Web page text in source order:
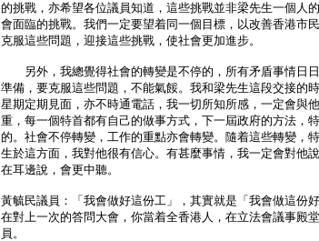
的挑戰，亦希望各位議員知道，這些挑戰並非梁先生一個人
會面臨的挑戰。我們一定要望着同一個目標，以改善香港市
克服這些問題，迎接這些挑戰，使社會更加進步。
另外，我總覺得社會的轉變是不停的，所有矛盾事情日
準備，要克服這些問題，不能氣餒。我和梁先生這段交接的
星期定期見面，亦不時通電話，我一切所知所感，一定會與
重，每一個特首都有自己的做事方式，下一屆政府的方法，
的。社會不停轉變，工作的重點亦會轉變。隨着這些轉變，
生於這方面，我對他很有信心。有甚麼事情，我一定會對他
在耳邊說，會更中聽。
黃毓民議員：「我會做好這份工」，其實就是「我會做這份
在對上一次的答問大會，你當着全香港人，在立法會議事殿
員。